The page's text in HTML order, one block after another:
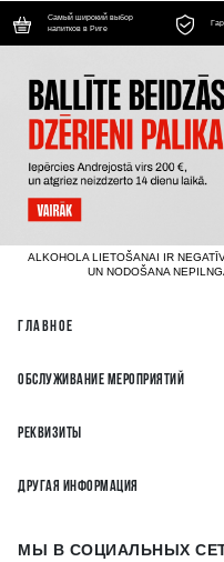
Самый широкий выбор
напитков в Риге
ALKOHOLA LIETOŠANAI IR
UN NODOŠANA
ГЛАВНОЕ
ОБСЛУЖИВАНИЕ МЕРОПРИЯТИЙ
РЕКВИЗИТЫ
ДРУГАЯ ИНФОРМАЦИЯ
МЫ В СОЦИАЛЬНЫХ